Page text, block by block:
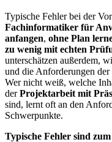
Typische Fehler bei der
Fachinformatiker für
anfangen, ohne Plan
zu wenig mit echten
unterschätzen außerdem,
und die Anforderungen der
Wer nicht weiß, welche
derProjektarbeit mit
sind, lernt oft an den
Schwerpunkte.
Typische Fehler sind